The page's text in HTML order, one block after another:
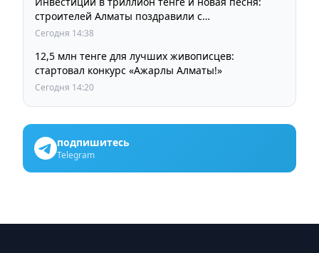
строителей Алматы поздравили с
профессиональным праздником
Сегодня 14:38
12,5 млн тенге для лучших живописцев:
стартовал конкурс «Ажарлы Алматы!»
Сегодня 14:20
подпишитесь
Telegram